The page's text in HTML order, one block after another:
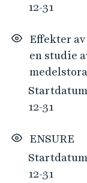
12-31
Effekter
en studie
12-31
ENSURE
12-31